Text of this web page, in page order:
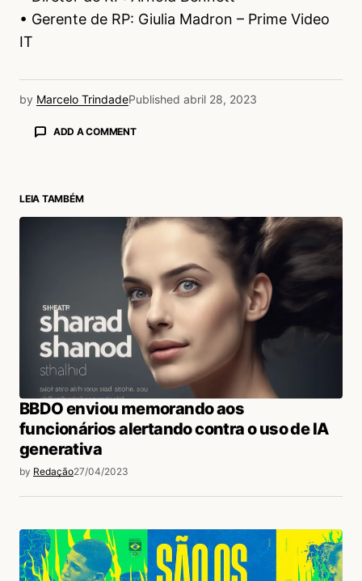
• Gerente de RP: Giulia Madron – Prime Video
IT
by Marcelo TrindadePublished abril 28, 2023
ADD A COMMENT
LEIA TAMBÉM
BBDO enviou memorando aos
funcionários alertando contra o uso de IA
generativa
by Redação27/04/2023